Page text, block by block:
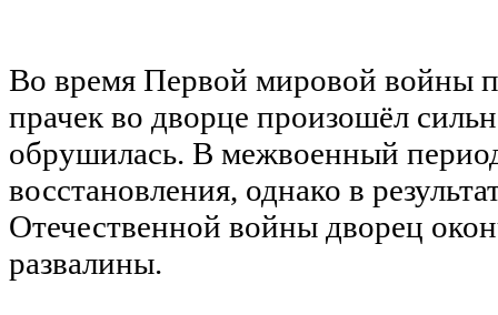
Во время Первой мировой войны
прачек во дворце произошёл
обрушилась. В межвоенный
восстановления, однако в
Отечественной войны дворец
развалины.